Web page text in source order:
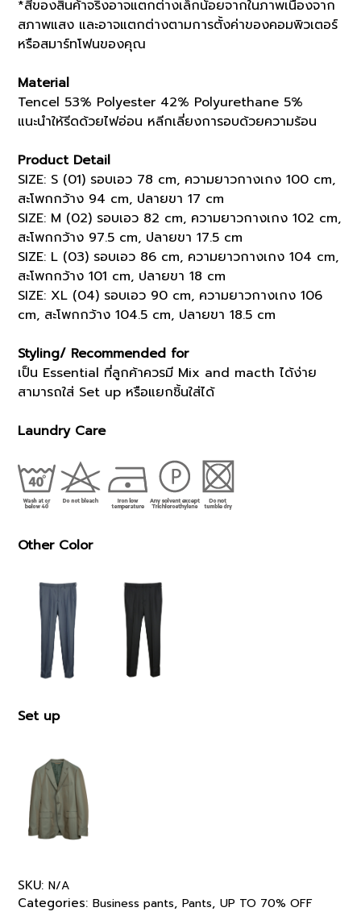
*สีของสินค้าจริงอาจแตกต่างเล็กน้อยจากในภาพเนื่องจาก
สภาพแสง และอาจแตกต่างตามการตั้งค่าของคอมพิวเตอร์
หรือสมาร์ทโฟนของคุณ
Material
Tencel 53% Polyester 42% Polyurethane 5%
แนะนำให้รีดด้วยไฟอ่อน หลีกเลี่ยงการอบด้วยความร้อน
Product Detail
SIZE: S (01) รอบเอว 78 cm, ความยาวกางเกง 100 cm,
สะโพกกว้าง 94 cm, ปลายขา 17 cm
SIZE: M (02) รอบเอว 82 cm, ความยาวกางเกง 102 cm,
สะโพกกว้าง 97.5 cm, ปลายขา 17.5 cm
SIZE: L (03) รอบเอว 86 cm, ความยาวกางเกง 104 cm,
สะโพกกว้าง 101 cm, ปลายขา 18 cm
SIZE: XL (04) รอบเอว 90 cm, ความยาวกางเกง 106
cm, สะโพกกว้าง 104.5 cm, ปลายขา 18.5 cm
Styling/ Recommended for
เป็น Essential ที่ลูกค้าควรมี Mix and macth ได้ง่าย
สามารถใส่ Set up หรือแยกชิ้นใส่ได้
Laundry Care
Other Color
Set up
SKU: N/A
Categories: Business pants, Pants, UP TO 70% OFF